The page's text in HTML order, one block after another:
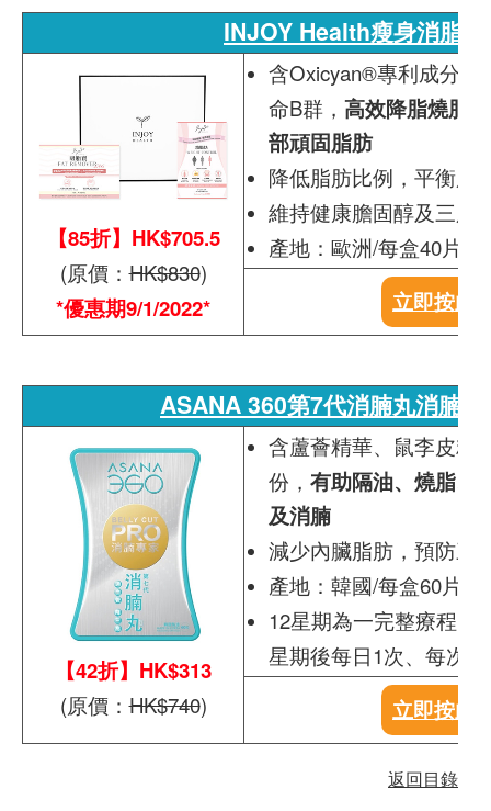
INJOY Health瘦身消脂
【85折】HK$705.5
(原價：HK$830)
*優惠期9/1/2022*
含Oxicyan®專利成分、
命B群， 高效降脂燒脂
部頑固脂肪
降低脂肪比例，平衡脂
維持健康膽固醇及三脂
產地：歐洲/每盒40片
立即按此
ASANA 360第7代消腩丸消腩
【42折】HK$313
(原價：HK$740)
含蘆薈精華、鼠李皮精
份， 有助隔油、燒脂、
及消腩
減少內臟脂肪，預防三
產地：韓國/每盒60片
12星期為一完整療程：
星期後每日1次、每次2
立即按此
返回目錄